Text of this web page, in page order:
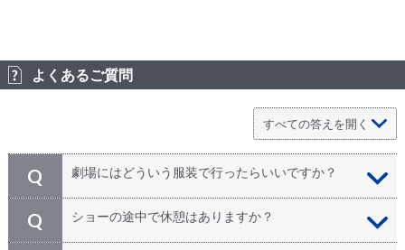
よくあるご質問
Q 劇場にはどういう服装で行ったらいいですか？
A
特にドレスコードはありません。劇場内は冷房や暖房が
良く効いていることがあります。夏場はカーデガンや羽
Q ショーの途中で休憩はありますか？